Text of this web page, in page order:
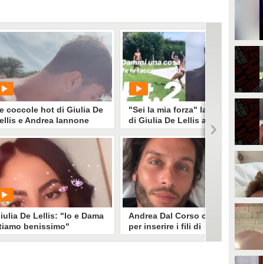
coccole hot di Giulia De
e Andrea Iannone
49746 • diSpettacolo Fanpage
De Lellis: "Io e Dama
benissimo"
"Sei la mia forza" la dedica
di Giulia De Lellis ad
Andrea Iannone
PLAY
16098• di Social Spettacolo
Andrea Dal Corso operato
per inserire i fili di
Kirschner, la madre al
funerale della donna morta